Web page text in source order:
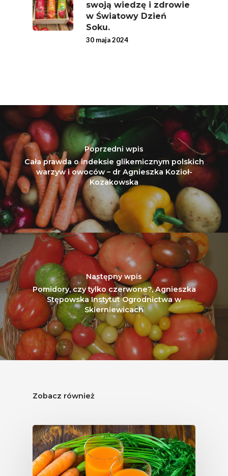
swoją wiedzę i zdrowie
w Światowy Dzień
Soku.
30 maja 2024
Poprzedni wpis
Cała prawda o indeksie glikemicznym polskich
warzyw i owoców – dr Agnieszka Kozioł-
Kozakowska
Następny wpis
Pomidory, czy tylko czerwone?, Agnieszka
Stępowska Instytut Ogrodnictwa w
Skierniewicach
Zobacz również